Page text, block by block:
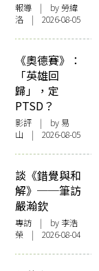
報導 | by 勞緯
洛 | 2026-08-05
《奧德賽》：
「英雄回
歸」，定
PTSD？
影評 | by 易
山 | 2026-08-05
談《錯覺與和
解》──筆訪
嚴瀚欽
專訪 | by 李浩
榮 | 2026-08-04